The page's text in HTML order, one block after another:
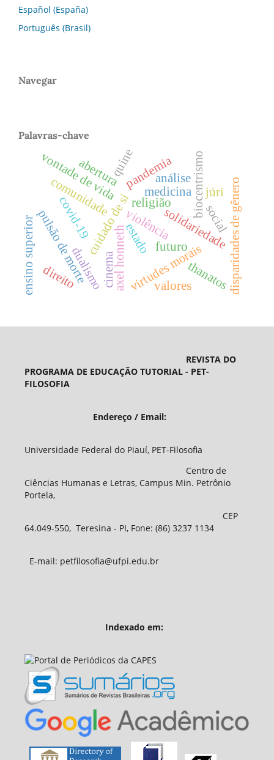
Español (España)
Português (Brasil)
Navegar
Palavras-chave
cuidado de siviolência
axel honneth solidariedade
estado
comunidade biocentrismo
virtudes morais
religião
medicina
dualismo
pulsão de morte thanatos
vontade de vida
disparidades de gênero
futuro
pandemia
covid-19
valores
abertura análise
ensino superior social
quine
direito
júri
cinema
REVISTA DO
PROGRAMA DE EDUCAÇÃO TUTORIAL - PET-
FILOSOFIA
Endereço / Email:
Universidade Federal do Piauí, PET-Filosofia
Centro de
Ciências Humanas e Letras, Campus Min. Petrônio
Portela,
CEP
64.049-550, Teresina - PI, Fone: (86) 3237 1134
E-mail: petfilosofia@ufpi.edu.br
Indexado em: